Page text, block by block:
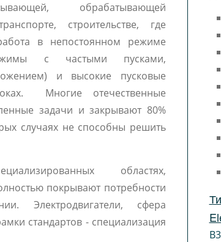
обрабатывающей
строительстве, где
в непостоянном режиме
с частыми пусками,
и высокие пусковые
Многие отечественные
задачи и закрывают 80%
случаях не способны решить
областях,
покрывают потребности
Электродвигатели, сфера
стандартов - специализация